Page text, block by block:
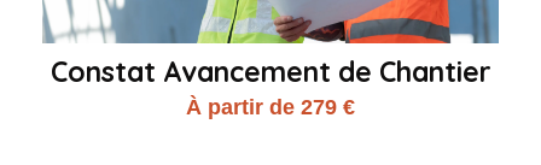
Constat Avancement de Chantier
À partir de 279 €